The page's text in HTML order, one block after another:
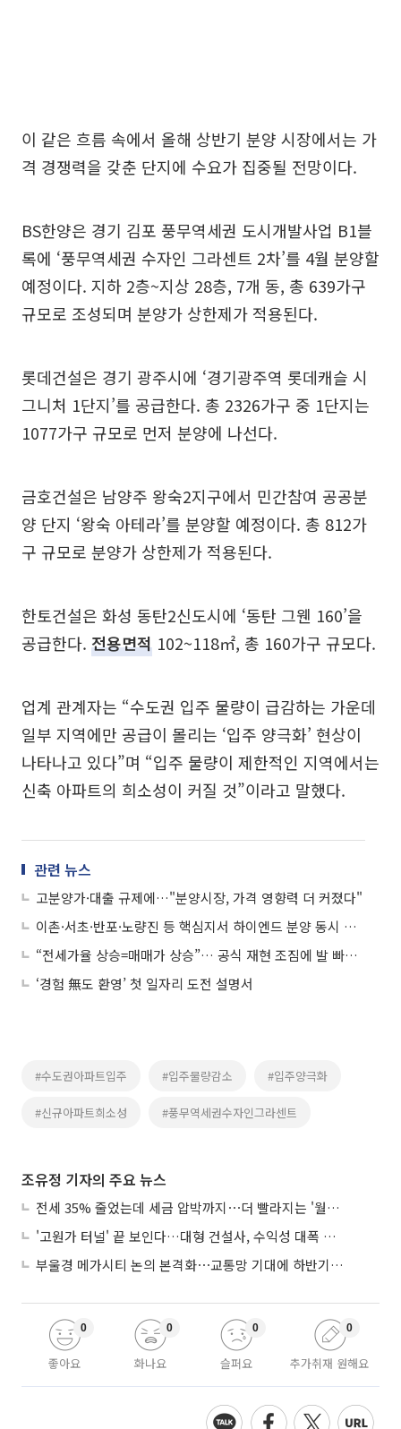
이 같은 흐름 속에서 올해 상반기 분양 시장에서는 가
격 경쟁력을 갖춘 단지에 수요가 집중될 전망이다.
BS한양은 경기 김포 풍무역세권 도시개발사업 B1블
록에 ‘풍무역세권 수자인 그라센트 2차’를 4월 분양할
예정이다. 지하 2층~지상 28층, 7개 동, 총 639가구
규모로 조성되며 분양가 상한제가 적용된다.
롯데건설은 경기 광주시에 ‘경기광주역 롯데캐슬 시
그니처 1단지’를 공급한다. 총 2326가구 중 1단지는
1077가구 규모로 먼저 분양에 나선다.
금호건설은 남양주 왕숙2지구에서 민간참여 공공분
양 단지 ‘왕숙 아테라’를 분양할 예정이다. 총 812가
구 규모로 분양가 상한제가 적용된다.
한토건설은 화성 동탄2신도시에 ‘동탄 그웬 160’을
공급한다. 전용면적 102~118㎡, 총 160가구 규모다.
업계 관계자는 “수도권 입주 물량이 급감하는 가운데
일부 지역에만 공급이 몰리는 ‘입주 양극화’ 현상이
나타나고 있다”며 “입주 물량이 제한적인 지역에서는
신축 아파트의 희소성이 커질 것”이라고 말했다.
관련 뉴스
고분양가·대출 규제에…"분양시장, 가격 영향력 더 커졌다"
이촌·서초·반포·노량진 등 핵심지서 하이엔드 분양 동시 출격
“전세가율 상승=매매가 상승”… 공식 재현 조짐에 발 빠른 선점수요 몰리는 ‘양주’ 분양시장
‘경험 無도 환영’ 첫 일자리 도전 설명서
#수도권아파트입주 #입주물량감소 #입주양극화
#신규아파트희소성 #풍무역세권수자인그라센트
조유정 기자의 주요 뉴스
전세 35% 줄었는데 세금 압박까지⋯더 빨라지는 '월세화'
'고원가 터널' 끝 보인다…대형 건설사, 수익성 대폭 개선
부울경 메가시티 논의 본격화⋯교통망 기대에 하반기 분양시장 '주목'
좋아요
0
화나요
0
슬퍼요
0
추가취재 원해요
0